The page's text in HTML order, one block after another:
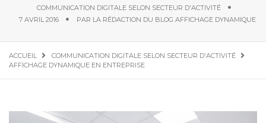
COMMUNICATION DIGITALE SELON SECTEUR D'ACTIVITÉ
7 AVRIL 2016
PAR LA RÉDACTION DU BLOG AFFICHAGE DYNAMIQUE
ACCUEIL
COMMUNICATION DIGITALE SELON SECTEUR D'ACTIVITÉ
AFFICHAGE DYNAMIQUE EN ENTREPRISE